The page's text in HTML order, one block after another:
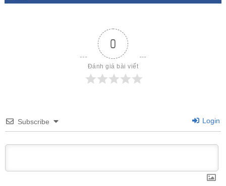
0
Đánh giá bài viết
Subscribe Login